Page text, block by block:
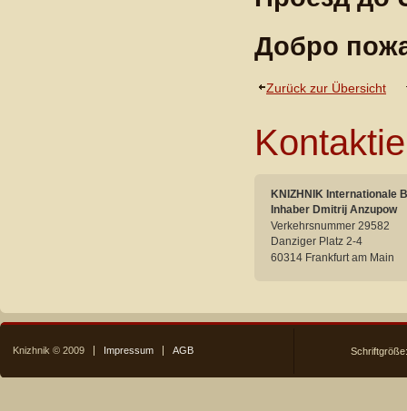
Добро
Zurück zur Übersicht
KNIZHNIK Internationale
Inhaber Dmitrij Anzupow
Verkehrsnummer 29582
Danziger Platz 2-4
60314 Frankfurt am Main
Knizhnik © 2009 Impressum AGB